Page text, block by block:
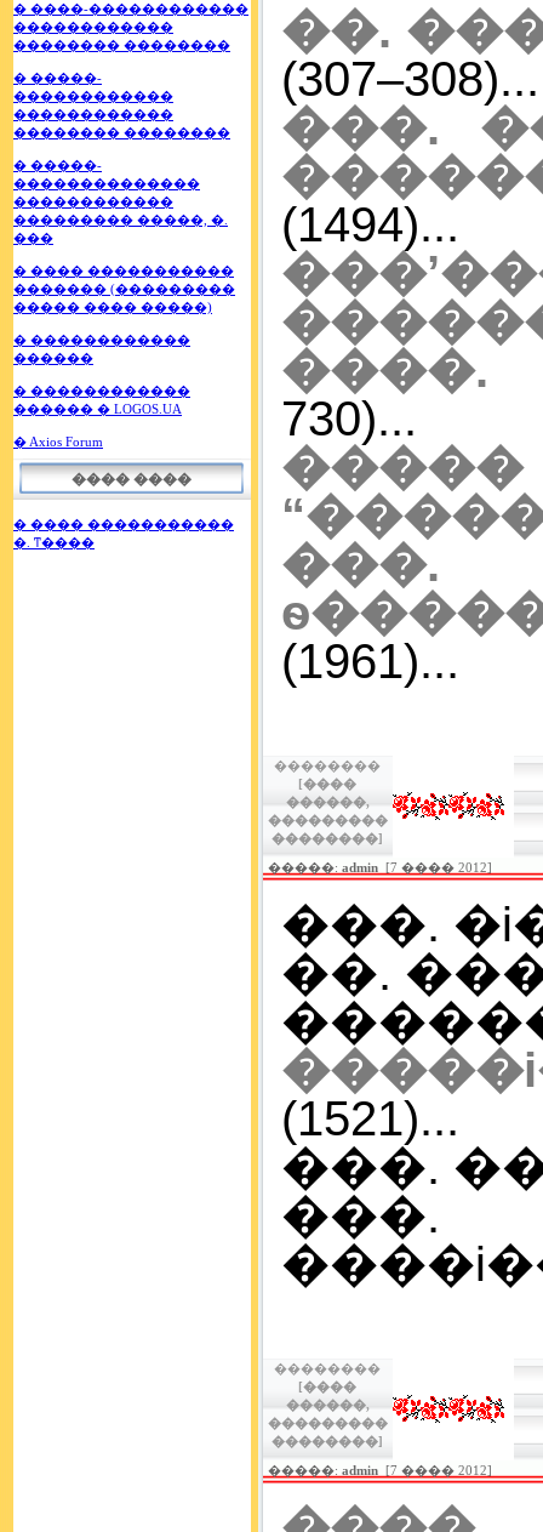
� ����-������������
������������
�������� ��������
� �����-
������������
������������
�������� ��������
� �����-
��������������
������������
��������� �����, �.
���
� ���� �����������
������� (���������
����� ���� �����)
� ������������
������
� ������������
������ � LOGOS.UA
� Axios Forum
���� ����
� ���� �����������
�. ͳ����
��.
(307–308)...
���.
(1494)...
����.
730)...
���.
(1961)...
��������
[����
������,
���������
��������]
�����: admin [7 ���� 2012]
���.
��.
(1521)...
���.
���.
��������
[����
������,
���������
��������]
�����: admin [7 ���� 2012]